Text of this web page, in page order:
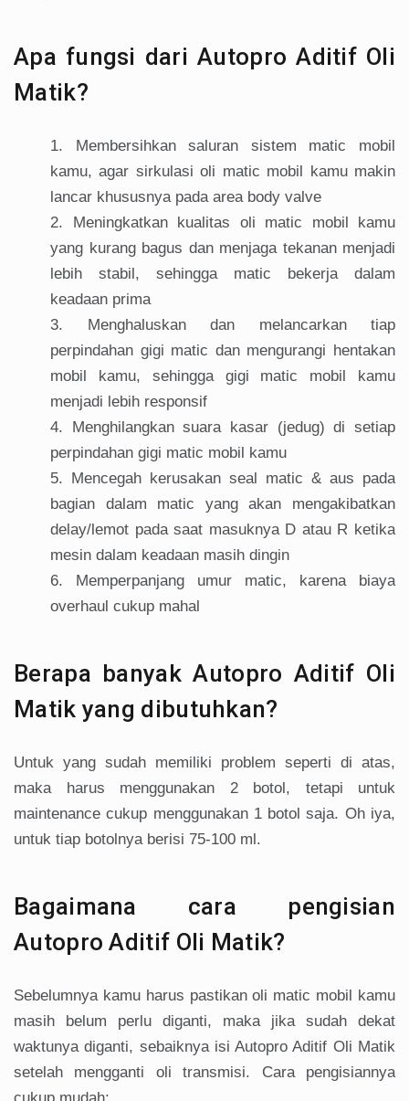
Apa fungsi dari Autopro Aditif Oli
Matik?
Membersihkan saluran sistem matic mobil
kamu, agar sirkulasi oli matic mobil kamu makin
lancar khususnya pada area body valve
Meningkatkan kualitas oli matic mobil kamu
yang kurang bagus dan menjaga tekanan menjadi
lebih stabil, sehingga matic bekerja dalam
keadaan prima
Menghaluskan dan melancarkan tiap
perpindahan gigi matic dan mengurangi hentakan
mobil kamu, sehingga gigi matic mobil kamu
menjadi lebih responsif
Menghilangkan suara kasar (jedug) di setiap
perpindahan gigi matic mobil kamu
Mencegah kerusakan seal matic & aus pada
bagian dalam matic yang akan mengakibatkan
delay/lemot pada saat masuknya D atau R ketika
mesin dalam keadaan masih dingin
Memperpanjang umur matic, karena biaya
overhaul cukup mahal
Berapa banyak Autopro Aditif Oli
Matik yang dibutuhkan?
Untuk yang sudah memiliki problem seperti di atas,
maka harus menggunakan 2 botol, tetapi untuk
maintenance cukup menggunakan 1 botol saja. Oh iya,
untuk tiap botolnya berisi 75-100 ml.
Bagaimana cara pengisian
Autopro Aditif Oli Matik?
Sebelumnya kamu harus pastikan oli matic mobil kamu
masih belum perlu diganti, maka jika sudah dekat
waktunya diganti, sebaiknya isi Autopro Aditif Oli Matik
setelah mengganti oli transmisi. Cara pengisiannya